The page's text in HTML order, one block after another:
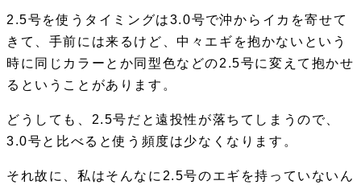
2.5号を使うタイミングは3.0号で沖からイカを寄せて
きて、手前には来るけど、中々エギを抱かないという
時に同じカラーとか同型色などの2.5号に変えて抱かせ
るということがあります。
どうしても、2.5号だと遠投性が落ちてしまうので、
3.0号と比べると使う頻度は少なくなります。
それ故に、私はそんなに2.5号のエギを持っていないん